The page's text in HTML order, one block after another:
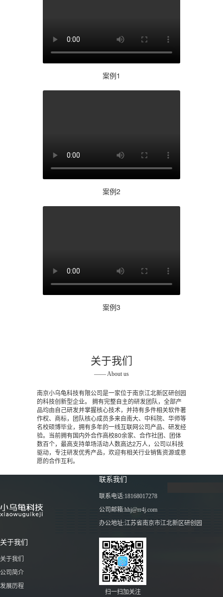
案例1
案例2
案例3
关于我们
—— About us
南京小乌龟科技有限公司是一家位于南京江北新区研创园
的科技创新型企业。 拥有完整自主的研发团队，全部产
品均由自己研发并掌握核心技术，并持有多件相关软件著
作权、商标，团队核心成员多来自南大、中科院、华师等
名校硕博毕业，拥有多年的一线互联网公司产品、研发经
验。当前拥有国内外合作高校80余家、合作社团、团体
数百个，最高支持单场活动人数高达2万人，公司以科技
驱动，专注研发优秀产品，欢迎有相关行业销售资源或意
愿的合作互利。
联系我们
联系电话:18168017278
公司邮箱:hhj@rr4j.com
办公地址:江苏省南京市江北新区研创园
关于我们
关于我们
公司简介
发展历程
扫一扫加关注